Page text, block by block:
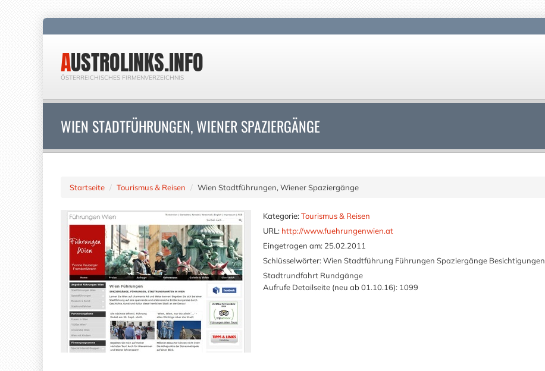
AUSTROLINKS.INFO
ÖSTERREICHISCHES FIRMENVERZEICHNIS
WIEN STADTFÜHRUNGEN, WIENER SPAZIERGÄNGE
Startseite Tourismus & Reisen Wien Stadtführungen, Wiener Spaziergänge
Kategorie: Tourismus & Reisen
URL: http://www.fuehrungenwien.at
Eingetragen am: 25.02.2011
Schlüsselwörter: Wien Stadtführung Führungen Spaziergänge Besichtigungen
Stadtrundfahrt Rundgänge
Aufrufe Detailseite (neu ab 01.10.16): 1099